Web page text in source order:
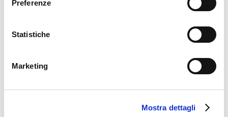
Preferenze
Statistiche
Marketing
Mostra dettagli
5.0.
interconnessi. I dati rilevati da questi sensori